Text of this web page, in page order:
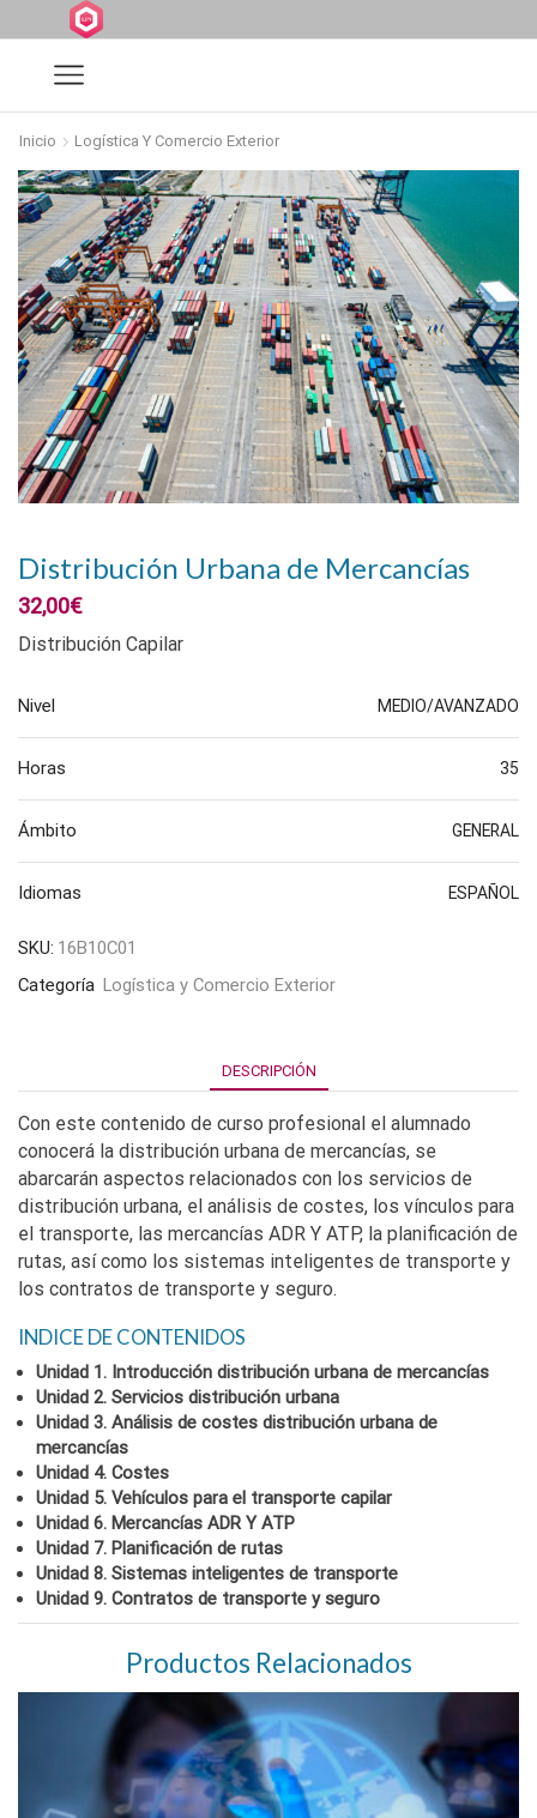
Inicio Logística Y Comercio Exterior
Distribución Urbana de Mercancías
32,00€
Distribución Capilar
Nivel MEDIO/AVANZADO
Horas 35
Ámbito GENERAL
Idiomas ESPAÑOL
SKU: 16B10C01
Categoría Logística y Comercio Exterior
DESCRIPCIÓN
Con este contenido de curso profesional el alumnado
conocerá la distribución urbana de mercancías, se
abarcarán aspectos relacionados con los servicios de
distribución urbana, el análisis de costes, los vínculos para
el transporte, las mercancías ADR Y ATP, la planificación de
rutas, así como los sistemas inteligentes de transporte y
los contratos de transporte y seguro.
INDICE DE CONTENIDOS
Unidad 1. Introducción distribución urbana de mercancías
Unidad 2. Servicios distribución urbana
Unidad 3. Análisis de costes distribución urbana de
mercancías
Unidad 4. Costes
Unidad 5. Vehículos para el transporte capilar
Unidad 6. Mercancías ADR Y ATP
Unidad 7. Planificación de rutas
Unidad 8. Sistemas inteligentes de transporte
Unidad 9. Contratos de transporte y seguro
Productos Relacionados